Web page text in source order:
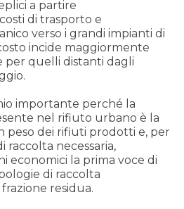
a partire
di trasporto e
verso i grandi impianti di
incide maggiormente
per quelli distanti dagli
importante perché la
nel rifiuto urbano è la
peso dei rifiuti prodotti e, per
raccolta necessaria,
economici la prima voce di
di raccolta
residua.